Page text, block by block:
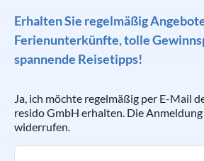
Erhalten Sie regelmäßig
Ferienunterkünfte, tolle
spannende Reisetipps!
Ja, ich möchte regelmäßig per E-Mail
resido GmbH erhalten. Die
widerrufen.